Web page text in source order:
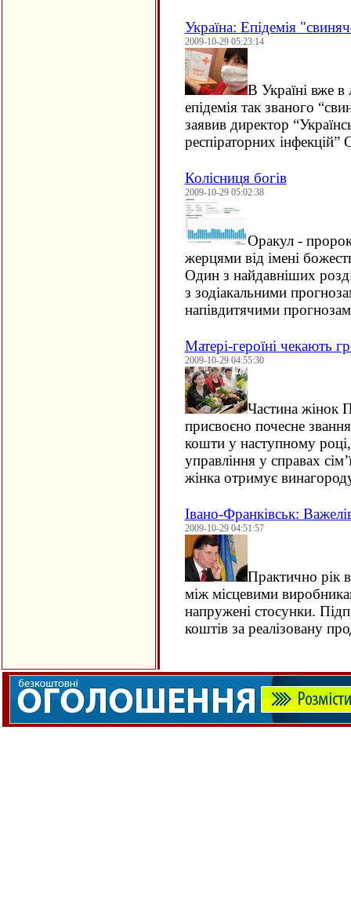
Україна: Епідемія
2009-10-29 05:23:14
В Україні вже в
епідемія так званого
заявив директор
респіраторних
Колісниця богів
2009-10-29 05:02:38
Оракул -
жерцями від імені
Один з найдавніших
з зодіакальними
напівдитячими
Матері-героїні чекають
2009-10-29 04:55:30
Частина жінок
присвоєно почесне
кошти у наступному
управління у справах
жінка отримує
Івано-Франківськ:
2009-10-29 04:51:57
Практично рік
між місцевими
напружені стосунки.
коштів за реалізовану